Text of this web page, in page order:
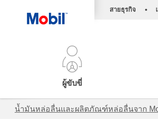
สายธุรกิจ •
ผู้ขับขี่
น้ำมันหล่อลื่นและผลิตภัณฑ์หล่อลื่นจาก